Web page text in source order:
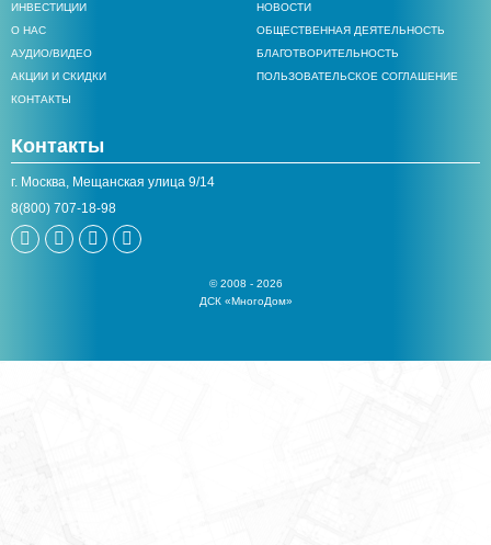
ИНВЕСТИЦИИ
О НАС
АУДИО/ВИДЕО
АКЦИИ И СКИДКИ
КОНТАКТЫ
НОВОСТИ
ОБЩЕСТВЕННАЯ ДЕЯТЕЛЬНОСТЬ
БЛАГОТВОРИТЕЛЬНОСТЬ
ПОЛЬЗОВАТЕЛЬСКОЕ СОГЛАШЕНИЕ
Контакты
г. Москва, Мещанская улица 9/14
8(800) 707-18-98
© 2008 - 2026
ДСК «МногоДом»